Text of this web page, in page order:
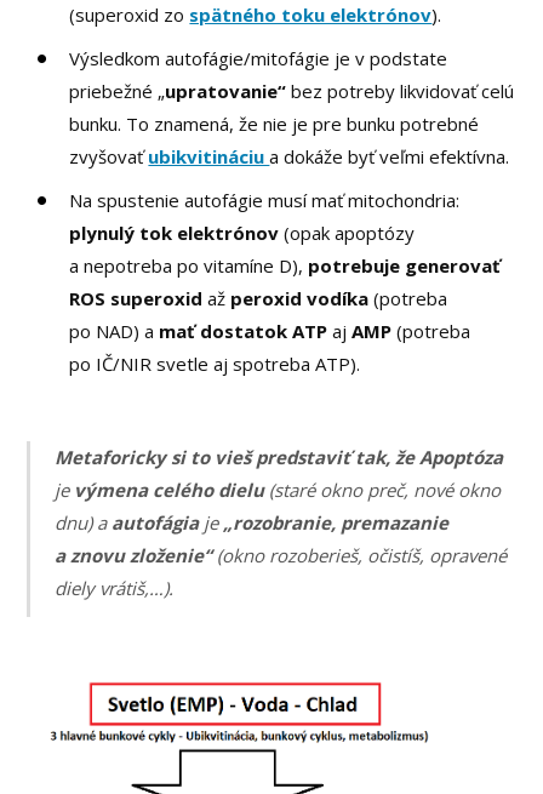
(superoxid zo spätného toku elektrónov).
Výsledkom autofágie/mitofágie je v podstate
priebežné „upratovanie“ bez potreby likvidovať celú
bunku. To znamená, že nie je pre bunku potrebné
zvyšovaťubikvitináciua dokáže byť veľmi efektívna.
Na spustenie autofágie musí mať mitochondria:
plynulý tok elektrónov (opak apoptózy
a nepotreba po vitamíne D), potrebuje generovať
ROS superoxid až peroxid vodíka (potreba
po NAD) a mať dostatok ATP ajAMP(potreba
po IČ/NIR svetle aj spotreba ATP).
Metaforicky si to vieš predstaviť tak, že Apoptóza
je výmena celého dielu(staré okno preč, nové okno
dnu) a autofágia je „rozobranie, premazanie
a znovu zloženie“(okno rozoberieš, očistíš, opravené
diely vrátiš,…).